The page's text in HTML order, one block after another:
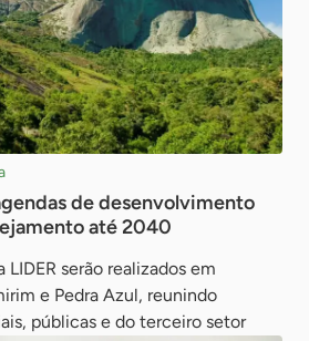
de desenvolvimento
até 2040
LIDER serão realizados em
e Pedra Azul, reunindo
públicas e do terceiro setor